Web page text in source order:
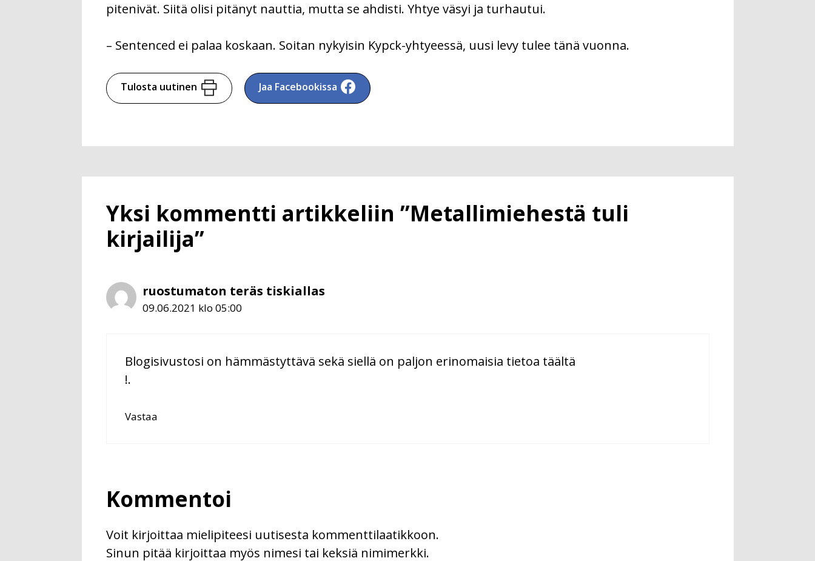
pitenivät. Siitä olisi pitänyt nauttia, mutta se ahdisti. Yhtye väsyi ja turhautui.
– Sentenced ei palaa koskaan. Soitan nykyisin Kypck-yhtyeessä, uusi levy tulee tänä vuonna.
Tulosta uutinen Jaa Facebookissa
Yksi kommentti artikkeliin ”Metallimiehestä tuli
kirjailija”
ruostumaton teräs tiskiallas
09.06.2021 klo 05:00
Blogisivustosi on hämmästyttävä sekä siellä on paljon erinomaisia ​​tietoa täältä
!.
Vastaa
Kommentoi
Voit kirjoittaa mielipiteesi uutisesta kommenttilaatikkoon.
Sinun pitää kirjoittaa myös nimesi tai keksiä nimimerkki.